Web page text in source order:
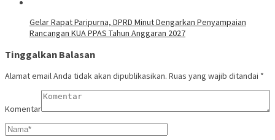
Gelar Rapat Paripurna, DPRD Minut Dengarkan Penyampaian
Rancangan KUA PPAS Tahun Anggaran 2027
Tinggalkan Balasan
Alamat email Anda tidak akan dipublikasikan. Ruas yang wajib ditandai *
Komentar